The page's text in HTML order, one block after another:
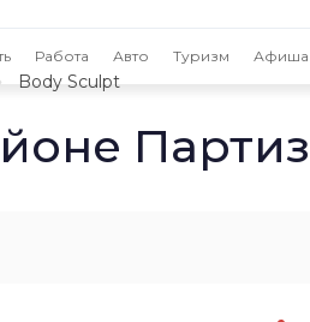
Работа Авто Туризм Афиша
Body Sculpt